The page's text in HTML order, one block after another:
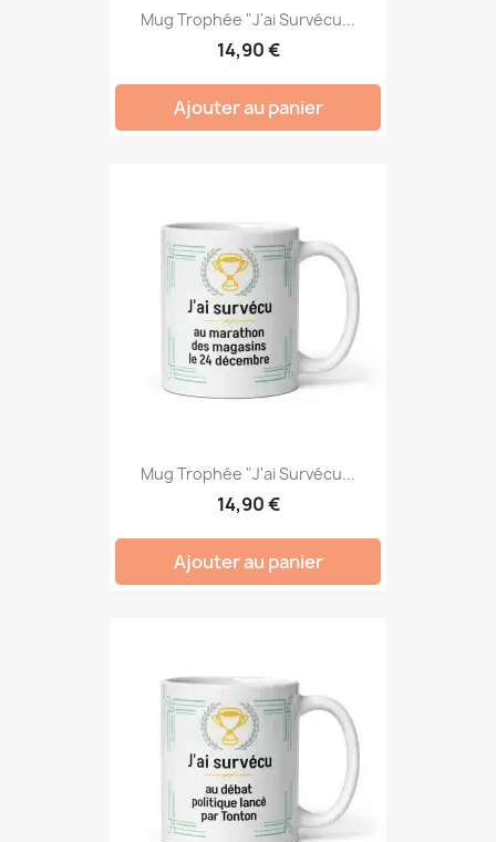
Mug Trophée "J'ai Survécu...
14,90 €
Ajouter au panier
Mug Trophée "J'ai Survécu...
14,90 €
Ajouter au panier